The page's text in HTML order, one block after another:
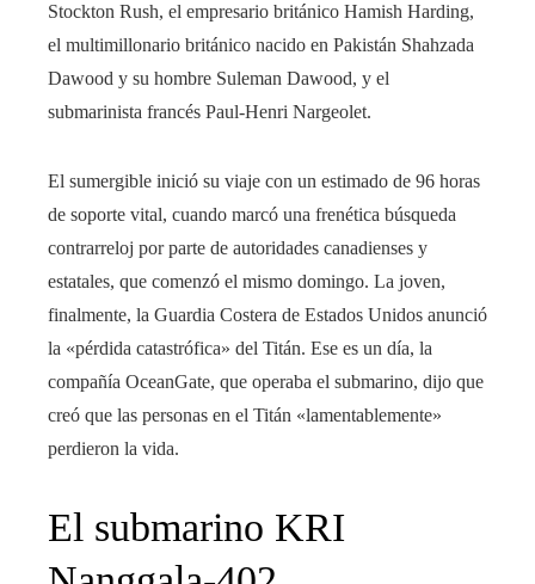
Stockton Rush, el empresario británico Hamish Harding,
el multimillonario británico nacido en Pakistán Shahzada
Dawood y su hombre Suleman Dawood, y el
submarinista francés Paul-Henri Nargeolet.
El sumergible inició su viaje con un estimado de 96 horas
de soporte vital, cuando marcó una frenética búsqueda
contrarreloj por parte de autoridades canadienses y
estatales, que comenzó el mismo domingo. La joven,
finalmente, la Guardia Costera de Estados Unidos anunció
la «pérdida catastrófica» del Titán. Ese es un día, la
compañía OceanGate, que operaba el submarino, dijo que
creó que las personas en el Titán «lamentablemente»
perdieron la vida.
El submarino KRI